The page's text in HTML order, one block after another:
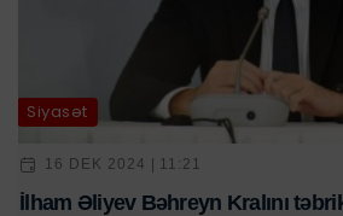
Siyasət
16 DEK 2024 | 11:21
İlham Əliyev Bəhreyn Kralını